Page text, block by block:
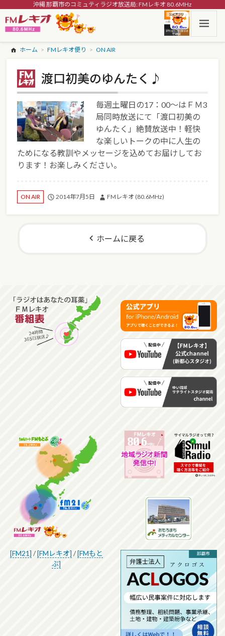
沖縄 那覇市のコミュティラジオ放送局: FMレキオ 80.6MHz
ホーム FMレキオ便り ON AIR
渡口初美のゆんたく♪
毎週土曜日の17：00～はＦＭ3
局同時放送にて「渡口初美の
ゆんたく」絶賛放送中！軽快
な楽しいトークの中に人生の
ためになる教訓やメッセージを込めてお届けしてお
ります！お楽しみください。
ON AIR 2014年7月5日 FMレキオ (80.6MHz)
ホームに戻る
[FM21] /[FMレキオ] /[FMもと
ぶ]